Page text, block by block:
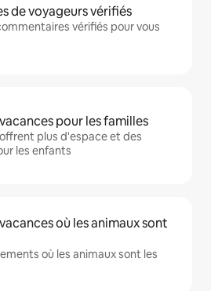
de voyageurs vérifiés
vérifiés pour vous
pour les familles
plus d'espace et des
les enfants
où les animaux sont
où les animaux sont les